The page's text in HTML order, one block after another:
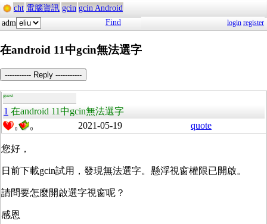
cht 電腦資訊 gcin gcin Android
adm
Find login register
在android 11中gcin無法選字
----------- Reply -----------
guest
1 在android 11中gcin無法選字
0 0 2021-05-19 quote
您好，
日前下載gcin試用，發現無法選字。懸浮視窗權限已開啟。
請問要怎麼開啟選字視窗呢？
感恩